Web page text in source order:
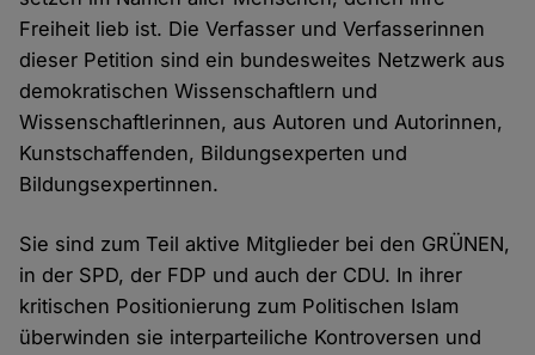
Freiheit lieb ist. Die Verfasser und Verfasserinnen
dieser Petition sind ein bundesweites Netzwerk aus
demokratischen Wissenschaftlern und
Wissenschaftlerinnen, aus Autoren und Autorinnen,
Kunstschaffenden, Bildungsexperten und
Bildungsexpertinnen.
Sie sind zum Teil aktive Mitglieder bei den GRÜNEN,
in der SPD, der FDP und auch der CDU. In ihrer
kritischen Positionierung zum Politischen Islam
überwinden sie interparteiliche Kontroversen und